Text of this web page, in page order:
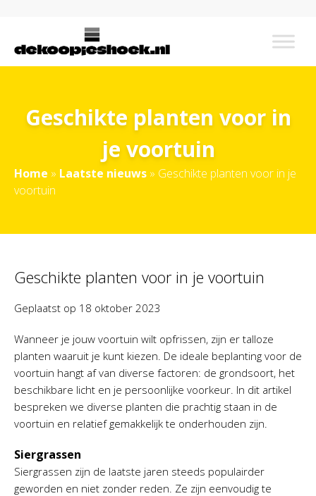
Geschikte planten voor in
je voortuin
Home » Laatste nieuws » Geschikte planten voor in je
voortuin
Geschikte planten voor in je voortuin
Geplaatst op 18 oktober 2023
Wanneer je jouw voortuin wilt opfrissen, zijn er talloze
planten waaruit je kunt kiezen. De ideale beplanting voor de
voortuin hangt af van diverse factoren: de grondsoort, het
beschikbare licht en je persoonlijke voorkeur. In dit artikel
bespreken we diverse planten die prachtig staan in de
voortuin en relatief gemakkelijk te onderhouden zijn.
Siergrassen
Siergrassen zijn de laatste jaren steeds populairder
geworden en niet zonder reden. Ze zijn eenvoudig te